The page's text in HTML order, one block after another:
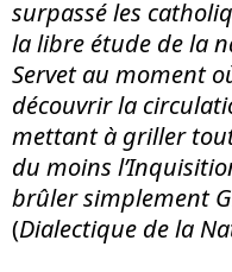
surpassé les
la libre étude de la
Servet au moment o
découvrir la
mettant à griller
du moins
brûlersimplement
(Dialectique de la